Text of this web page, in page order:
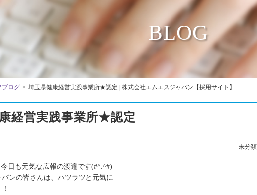
BLOG
ブログ > 埼玉県健康経営実践事業所★認定 | 株式会社エムエスジャパン【採用サイト】
経営実践事業所★認定
未分類
日も元気な広報の渡邉です(#^.^#)
ンの皆さんは、ハツラツと元気に